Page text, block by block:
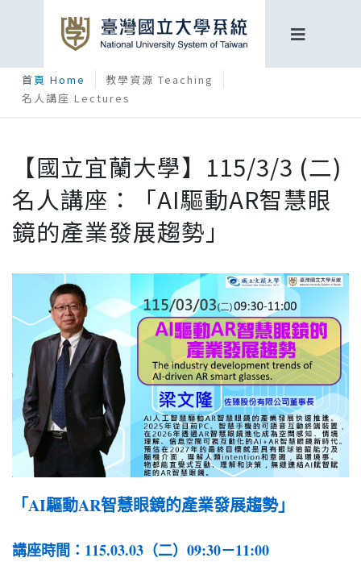
首頁 Home
教學資源 Teaching
名人講座 Lectures
【國立宜蘭大學】115/3/3 (二)
名人講座：「AI驅動AR智慧眼
鏡的產業發展趨勢」
「AI驅動AR智慧眼鏡的產業發展趨勢」
講座時間：115.03.03（二）09:30－11:00